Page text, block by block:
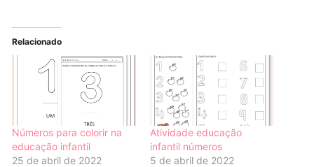
Relacionado
Números para colorir na
educação infantil
25 de abril de 2022
Atividade educação
infantil números
5 de abril de 2022